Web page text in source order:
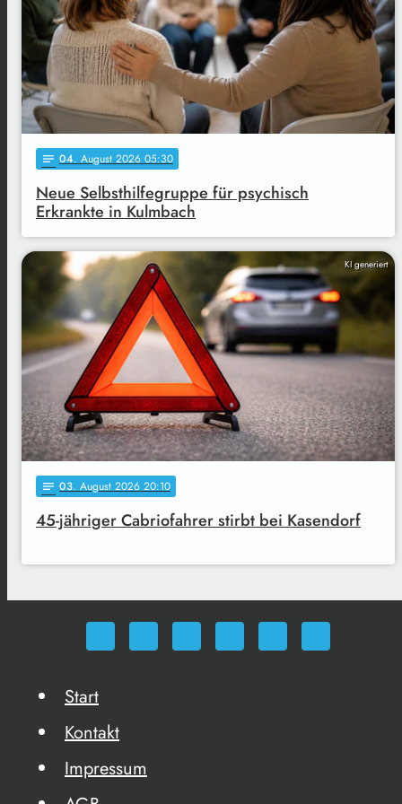
notes 04. August 2026 05:30
Neue Selbsthilfegruppe für psychisch
Erkrankte in Kulmbach
KI generiert
notes 03. August 2026 20:10
45-jähriger Cabriofahrer stirbt bei Kasendorf
Start
Kontakt
Impressum